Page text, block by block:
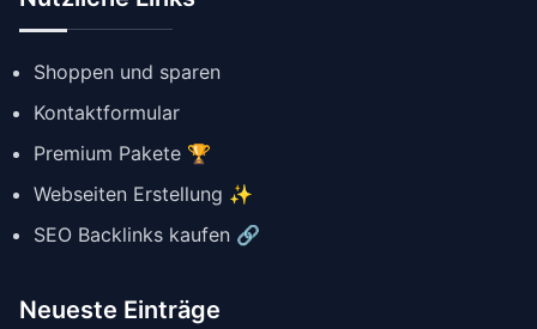
Shoppen und sparen
Kontaktformular
Premium Pakete 🏆
Webseiten Erstellung ✨
SEO Backlinks kaufen 🔗
Neueste Einträge